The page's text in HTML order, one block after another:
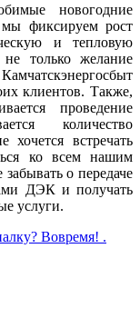
новогодние
фиксируем рост
и тепловую
только желание
клиентов. Также,
проведение
количество
хочется встречать
ко всем нашим
о передаче
ДЭК и получать
услуги.